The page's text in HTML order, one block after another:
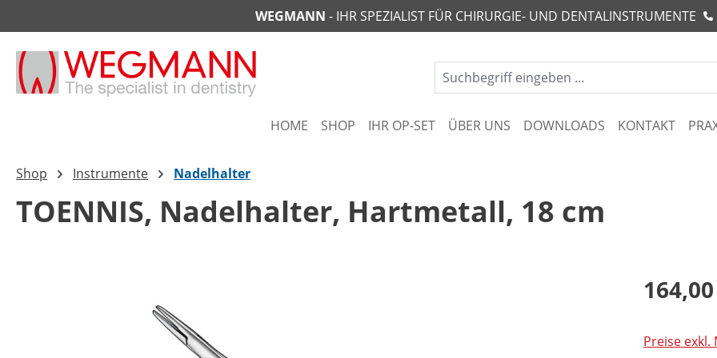
Zur Hauptnavigation springenWEGMANN - IHR SPEZIALIST FÜR CHIRURGIE- UND DENTALINSTRUMENTE
HOME SHOP IHR OP-SET ÜBER UNS DOWNLOADS KONTAKT
Shop Instrumente Nadelhalter
TOENNIS, Nadelhalter, Hartmetall, 18 cm
Preise exkl.